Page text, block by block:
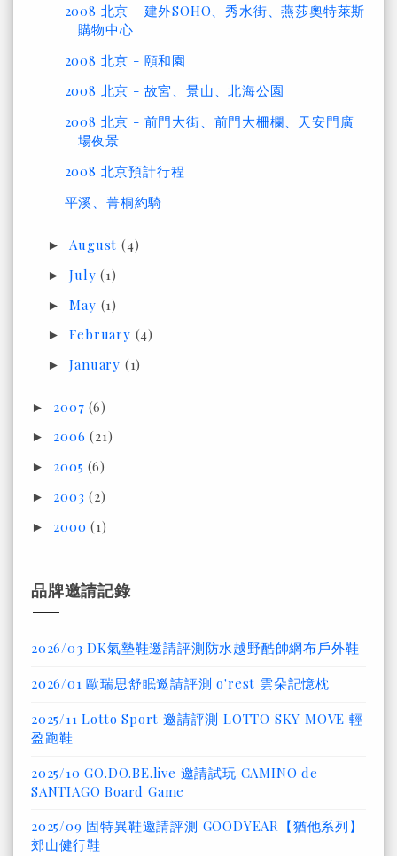
2008 北京 - 建外SOHO、秀水街、燕莎奧特萊斯
購物中心
2008 北京 - 頤和園
2008 北京 - 故宮、景山、北海公園
2008 北京 - 前門大街、前門大柵欄、天安門廣
場夜景
2008 北京預計行程
平溪、菁桐約騎
► August(4)
►July(1)
►May (1)
►February (4)
►January (1)
► 2007(6)
► 2006(21)
► 2005(6)
► 2003(2)
► 2000(1)
品牌邀請記錄
2026/03 DK氣墊鞋邀請評測防水越野酷帥網布戶外鞋
2026/01 歐瑞思舒眠邀請評測 o'rest 雲朵記憶枕
2025/11 Lotto Sport 邀請評測 LOTTO SKY MOVE 輕
盈跑鞋
2025/10 GO.DO.BE.live 邀請試玩 CAMINO de
SANTIAGO Board Game
2025/09 固特異鞋邀請評測 GOODYEAR【猶他系列】
郊山健行鞋